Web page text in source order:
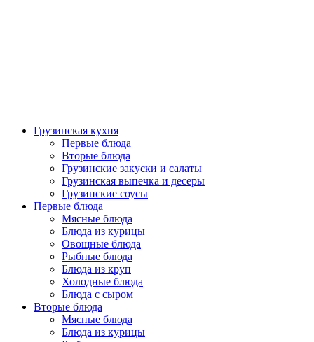
Грузинская кухня
Первые блюда
Вторые блюда
Грузинские закуски и салаты
Грузинская выпечка и десеры
Грузинские соусы
Первые блюда
Мясные блюда
Блюда из курицы
Овощные блюда
Рыбные блюда
Блюда из круп
Холодные блюда
Блюда с сыром
Вторые блюда
Мясные блюда
Блюда из курицы